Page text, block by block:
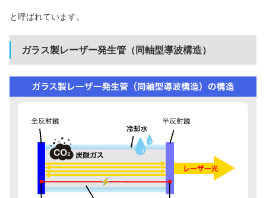
と呼ばれています。
ガラス製レーザー発生管（同軸型導波構造）